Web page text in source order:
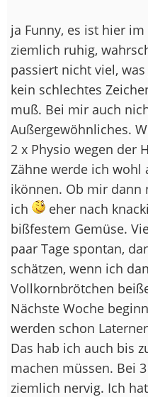
ja Funny, es ist hier
ziemlich ruhig,
passiert nicht viel,
kein schlechtes
muß. Bei mir auch
Außergewöhnliches.
2 x Physio wegen der
Zähne werde ich wohl
ikönnen. Ob mir dann
ich
eher nach
bißfestem Gemüse.
paar Tage spontan,
schätzen, wenn ich
Vollkornbrötchen
Nächste Woche
werden schon
Das hab ich auch bis
machen müssen. Bei
ziemlich nervig. Ich